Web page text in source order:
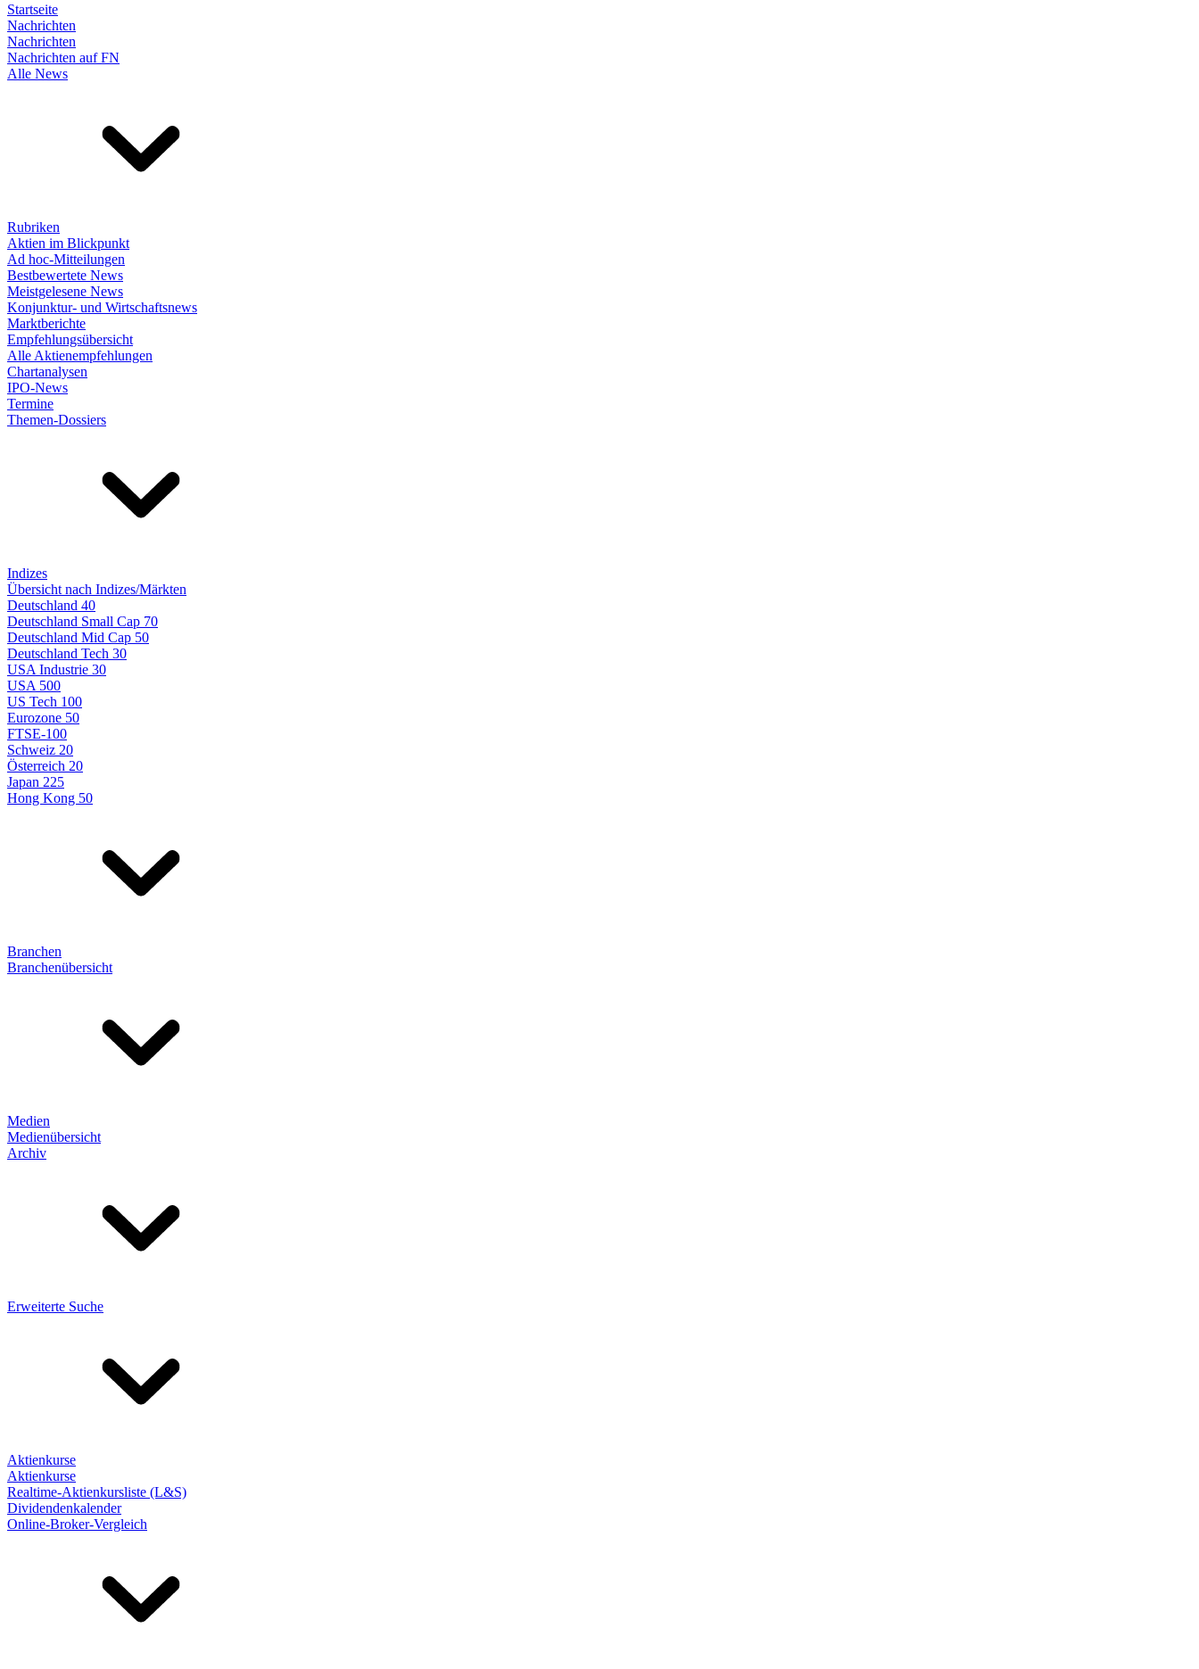
Startseite
Nachrichten
Nachrichten
Nachrichten auf FN
Alle News
Rubriken
Aktien im Blickpunkt
Ad hoc-Mitteilungen
Bestbewertete News
Meistgelesene News
Konjunktur- und Wirtschaftsnews
Marktberichte
Empfehlungsübersicht
Alle Aktienempfehlungen
Chartanalysen
IPO-News
Termine
Themen-Dossiers
Indizes
Übersicht nach Indizes/Märkten
Deutschland 40
Deutschland Small Cap 70
Deutschland Mid Cap 50
Deutschland Tech 30
USA Industrie 30
USA 500
US Tech 100
Eurozone 50
FTSE-100
Schweiz 20
Österreich 20
Japan 225
Hong Kong 50
Branchen
Branchenübersicht
Medien
Medienübersicht
Archiv
Erweiterte Suche
Aktienkurse
Aktienkurse
Realtime-Aktienkursliste (L&S)
Dividendenkalender
Online-Broker-Vergleich